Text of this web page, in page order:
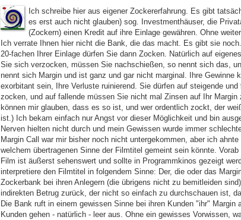
Ich schreibe hier aus eigener Zockererfahrung. Es gibt
es erst auch nicht glauben) sog. Investmenthäuser, die
(Zockern) einen Kredit auf ihre Einlage gewähren. Ohne
Ich verrate Ihnen hier nicht die Bank, die das macht. Es gibt sie
20-fachen Ihrer Einlage dürfen Sie dann Zocken. Natürlich auf
Sie sich verzocken, müssen Sie nachschießen, so nennt sich das,
nennt sich Margin und ist ganz und gar nicht marginal. Ihre Gewinne
exorbitant sein, Ihre Verluste ruinierend. Sie dürfen auf steigende und
zocken, und auf fallende müssen Sie nicht mal Zinsen auf Ihr Margin
können mir glauben, dass es so ist, und wer ordentlich zockt, der
ist.) Ich bekam einfach nur Angst vor dieser Möglichkeit und bin
Nerven hielten nicht durch und mein Gewissen wurde immer
Margin Call war mir bisher noch nicht untergekommen, aber ich
welchem übertragenen Sinne der Filmtitel gemeint sein könnte.
Film ist äußerst sehenswert und sollte in Programmkinos gezeigt
interpretiere den Filmtitel in folgendem Sinne: Der, die oder das
Zockerbank bei ihren Anlegern (die übrigens nicht zu bemitleiden
indirekten Betrug zurück, der nicht so einfach zu durchschauen ist,
Die Bank ruft in einem gewissen Sinne bei ihren Kunden "ihr" Margin
Kunden gehen - natürlich - leer aus. Ohne ein gewisses Vorwissen,